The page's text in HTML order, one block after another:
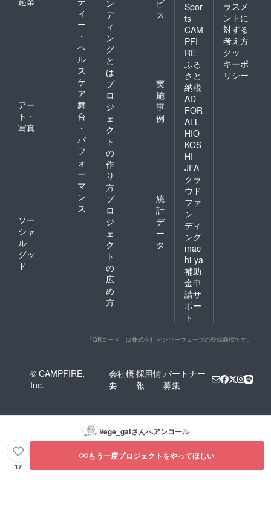
クオー
（米国
産）／
デーツ
／デー
ロップ
／米油
ィ
ー
・
ヘ
ル
ス
ケ
ア
アー
ト・
写真
舞
台
・
パ
フ
ォ
ー
マ
ン
ス
ソー
シャ
ル
グッ
ド
ン
デ
ィ
ン
グ
と
は
ビ
ス
プ
ロ
ジ
ェ
ク
ト
の
作
り
方
実
施
事
例
プ
ロ
ジ
ェ
ク
ト
の
広
め
方
統
計
デ
ー
タ
Spor
ts
CAM
PFI
RE
ふる
さと
納税
AD
FOR
ALL
HIO
KOS
HI
JFA
クラ
ウド
ファ
ン
ディ
ング
mac
hi-ya
補助
金申
請サ
ポー
ト
ラスメ
ントに
対する
考え方
クッ
キーポ
リシー
「QRコード」は株式会社デンソーウェーブの登録商標です。
© CAMPFIRE,
Inc.
会社概
要
採用情
報
パートナー
募集
Vege_gatさんへアンコール
17
もう一度プロジェクトをやってほしい